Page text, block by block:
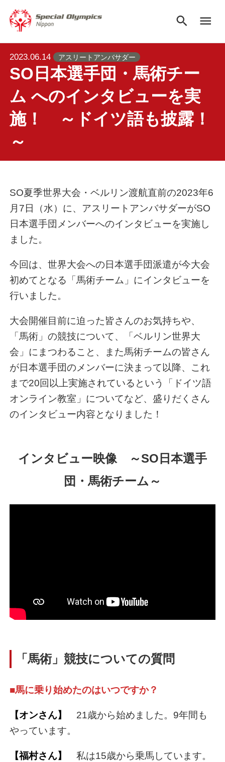
search menu
2023.06.14 アスリートアンバサダー
SO日本選手団・馬術チー
ム へのインタビューを実
施！ ～ドイツ語も披露！
～
SO夏季世界大会・ベルリン渡航直前の2023年6
月7日（水）に、アスリートアンバサダーがSO
日本選手団メンバーへのインタビューを実施し
ました。
今回は、世界大会への日本選手団派遣が今大会
初めてとなる「馬術チーム」にインタビューを
行いました。
大会開催目前に迫った皆さんのお気持ちや、
「馬術」の競技について、「ベルリン世界大
会」にまつわること、また馬術チームの皆さん
が日本選手団のメンバーに決まって以降、これ
まで20回以上実施されているという「ドイツ語
オンライン教室」についてなど、盛りだくさん
のインタビュー内容となりました！
インタビュー映像 ～SO日本選手
団・馬術チーム～
「馬術」競技についての質問
■馬に乗り始めたのはいつですか？
【オンさん】
21歳から始めました。9年間も
やっています。
【福村さん】
私は15歳から乗馬しています。